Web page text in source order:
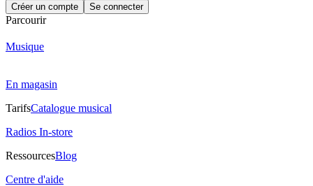
Créer un compte Se connecter
Parcourir
Musique
En magasin
TarifsCatalogue musical
Radios In-store
RessourcesBlog
Centre d'aide